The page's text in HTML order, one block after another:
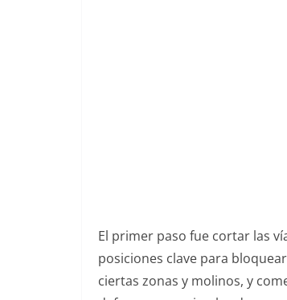
El primer paso fue cortar las
posiciones clave para
ciertas zonas y molinos, y